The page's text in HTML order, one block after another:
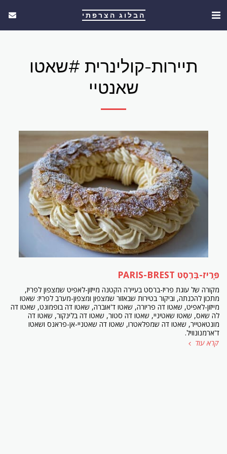
הבלוג הצרפתי
תיירות-קולינרית #שאטו
שאנטיי
פָּרִיז-בְּרֶסְט PARIS-BREST
מקורה של עוגת פריז-ברסט בעיירה הקטנה מייזון-לאפיט שמצפון לפריז,
מתכון להכנתה, וביקור בטירות שבאזור שמצפון ומצפון-מערב לפריז: שאטו
מייזון-לאפיט, שאטו דה פריורה, שאטו ד'אוברה, שאטו דה בופמונט, שאטו דה
לה שאס, שאטו שאטיניי, שאטו דה סטור, שאטו דה בלינקור, שאטו דה
מונטאטייר, שאטו דה שמפלאטרו, שאטו דה שאטניי-אן-פראנס ושאטו
ד'ארמנונוויל.
קרא עוד